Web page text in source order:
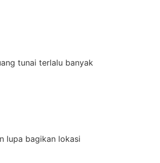
tunai terlalu banyak
lupa bagikan lokasi